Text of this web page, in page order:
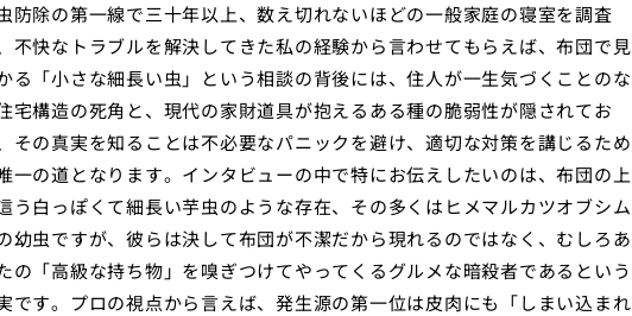
防除の第一線で三十年以上、数え切れないほどの一般家庭の寝室を調査
不快なトラブルを解決してきた私の経験から言わせてもらえば、布団で見
る「小さな細長い虫」という相談の背後には、住人が一生気づくことのな
宅構造の死角と、現代の家財道具が抱えるある種の脆弱性が隠されてお
その真実を知ることは不必要なパニックを避け、適切な対策を講じるため
一の道となります。インタビューの中で特にお伝えしたいのは、布団の上
う白っぽくて細長い芋虫のような存在、その多くはヒメマルカツオブシム
幼虫ですが、彼らは決して布団が不潔だから現れるのではなく、むしろあ
の「高級な持ち物」を嗅ぎつけてやってくるグルメな暗殺者であるという
です。プロの視点から言えば、発生源の第一位は皮肉にも「しまい込まれ